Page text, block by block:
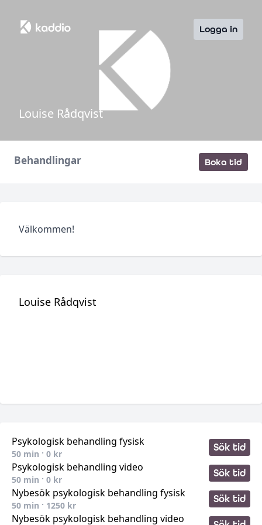
Logga in
Louise Rådqvist
Behandlingar Boka tid
Välkommen!
Louise Rådqvist
Psykologisk behandling fysisk
50 min · 0 kr
Sök tid
Psykologisk behandling video
50 min · 0 kr
Sök tid
Nybesök psykologisk behandling fysisk
50 min · 1250 kr
Sök tid
Nybesök psykologisk behandling video